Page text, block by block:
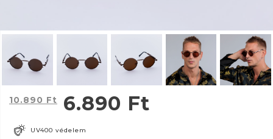
10.890 Ft 6.890 Ft
UV400 védelem